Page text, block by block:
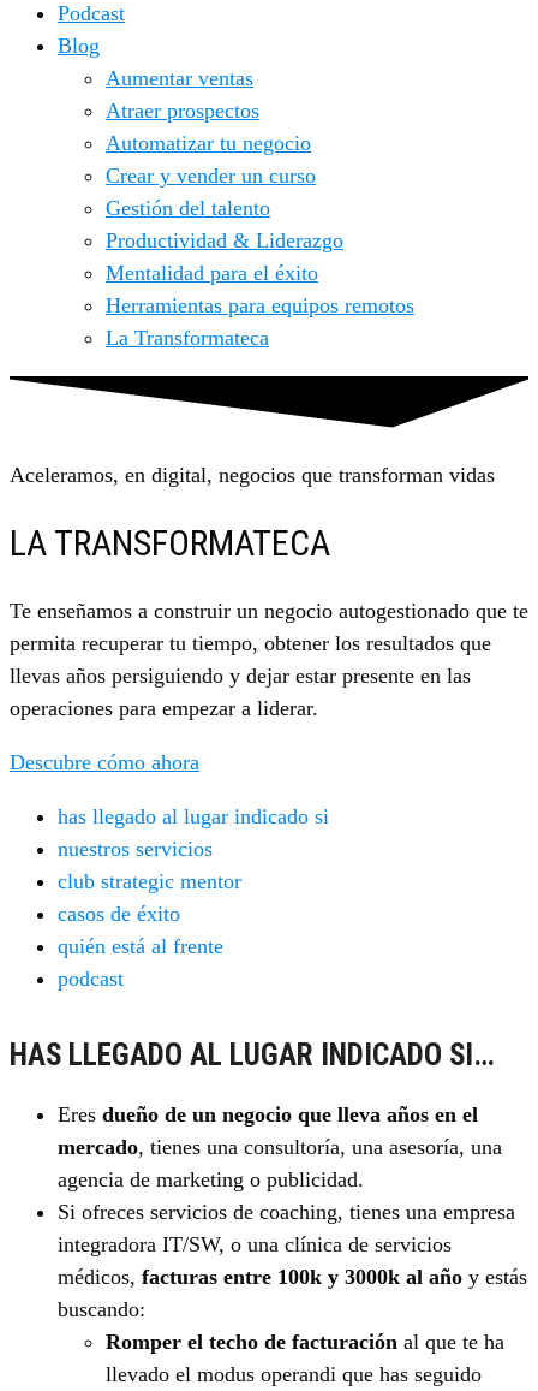
Podcast
Blog
Aumentar ventas
Atraer prospectos
Automatizar tu negocio
Crear y vender un curso
Gestión del talento
Productividad & Liderazgo
Mentalidad para el éxito
Herramientas para equipos remotos
La Transformateca
Aceleramos, en digital, negocios que transforman vidas
LA TRANSFORMATECA
Te enseñamos a construir un negocio autogestionado que te
permita recuperar tu tiempo, obtener los resultados que
llevas años persiguiendo y dejar estar presente en las
operaciones para empezar a liderar.
Descubre cómo ahora
has llegado al lugar indicado si
nuestros servicios
club strategic mentor
casos de éxito
quién está al frente
podcast
HAS LLEGADO AL LUGAR INDICADO SI…
Eres dueño de un negocio que lleva años en el
mercado, tienes una consultoría, una asesoría, una
agencia de marketing o publicidad.
Si ofreces servicios de coaching, tienes una empresa
integradora IT/SW, o una clínica de servicios
médicos, facturas entre 100k y 3000k al año y estás
buscando:
Romper el techo de facturación al que te ha
llevado el modus operandi que has seguido